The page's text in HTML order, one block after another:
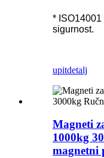
*
sigurnost.
upitdetalj
Magneti
1000kg
magnetni